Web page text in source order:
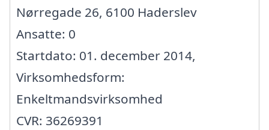
Nørregade 26, 6100 Haderslev
Ansatte: 0
Startdato: 01. december 2014,
Virksomhedsform:
Enkeltmandsvirksomhed
CVR: 36269391